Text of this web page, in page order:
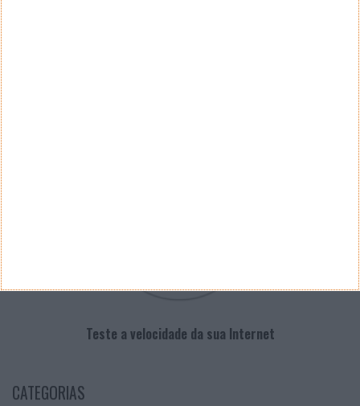
Teste a velocidade da sua Internet
CATEGORIAS